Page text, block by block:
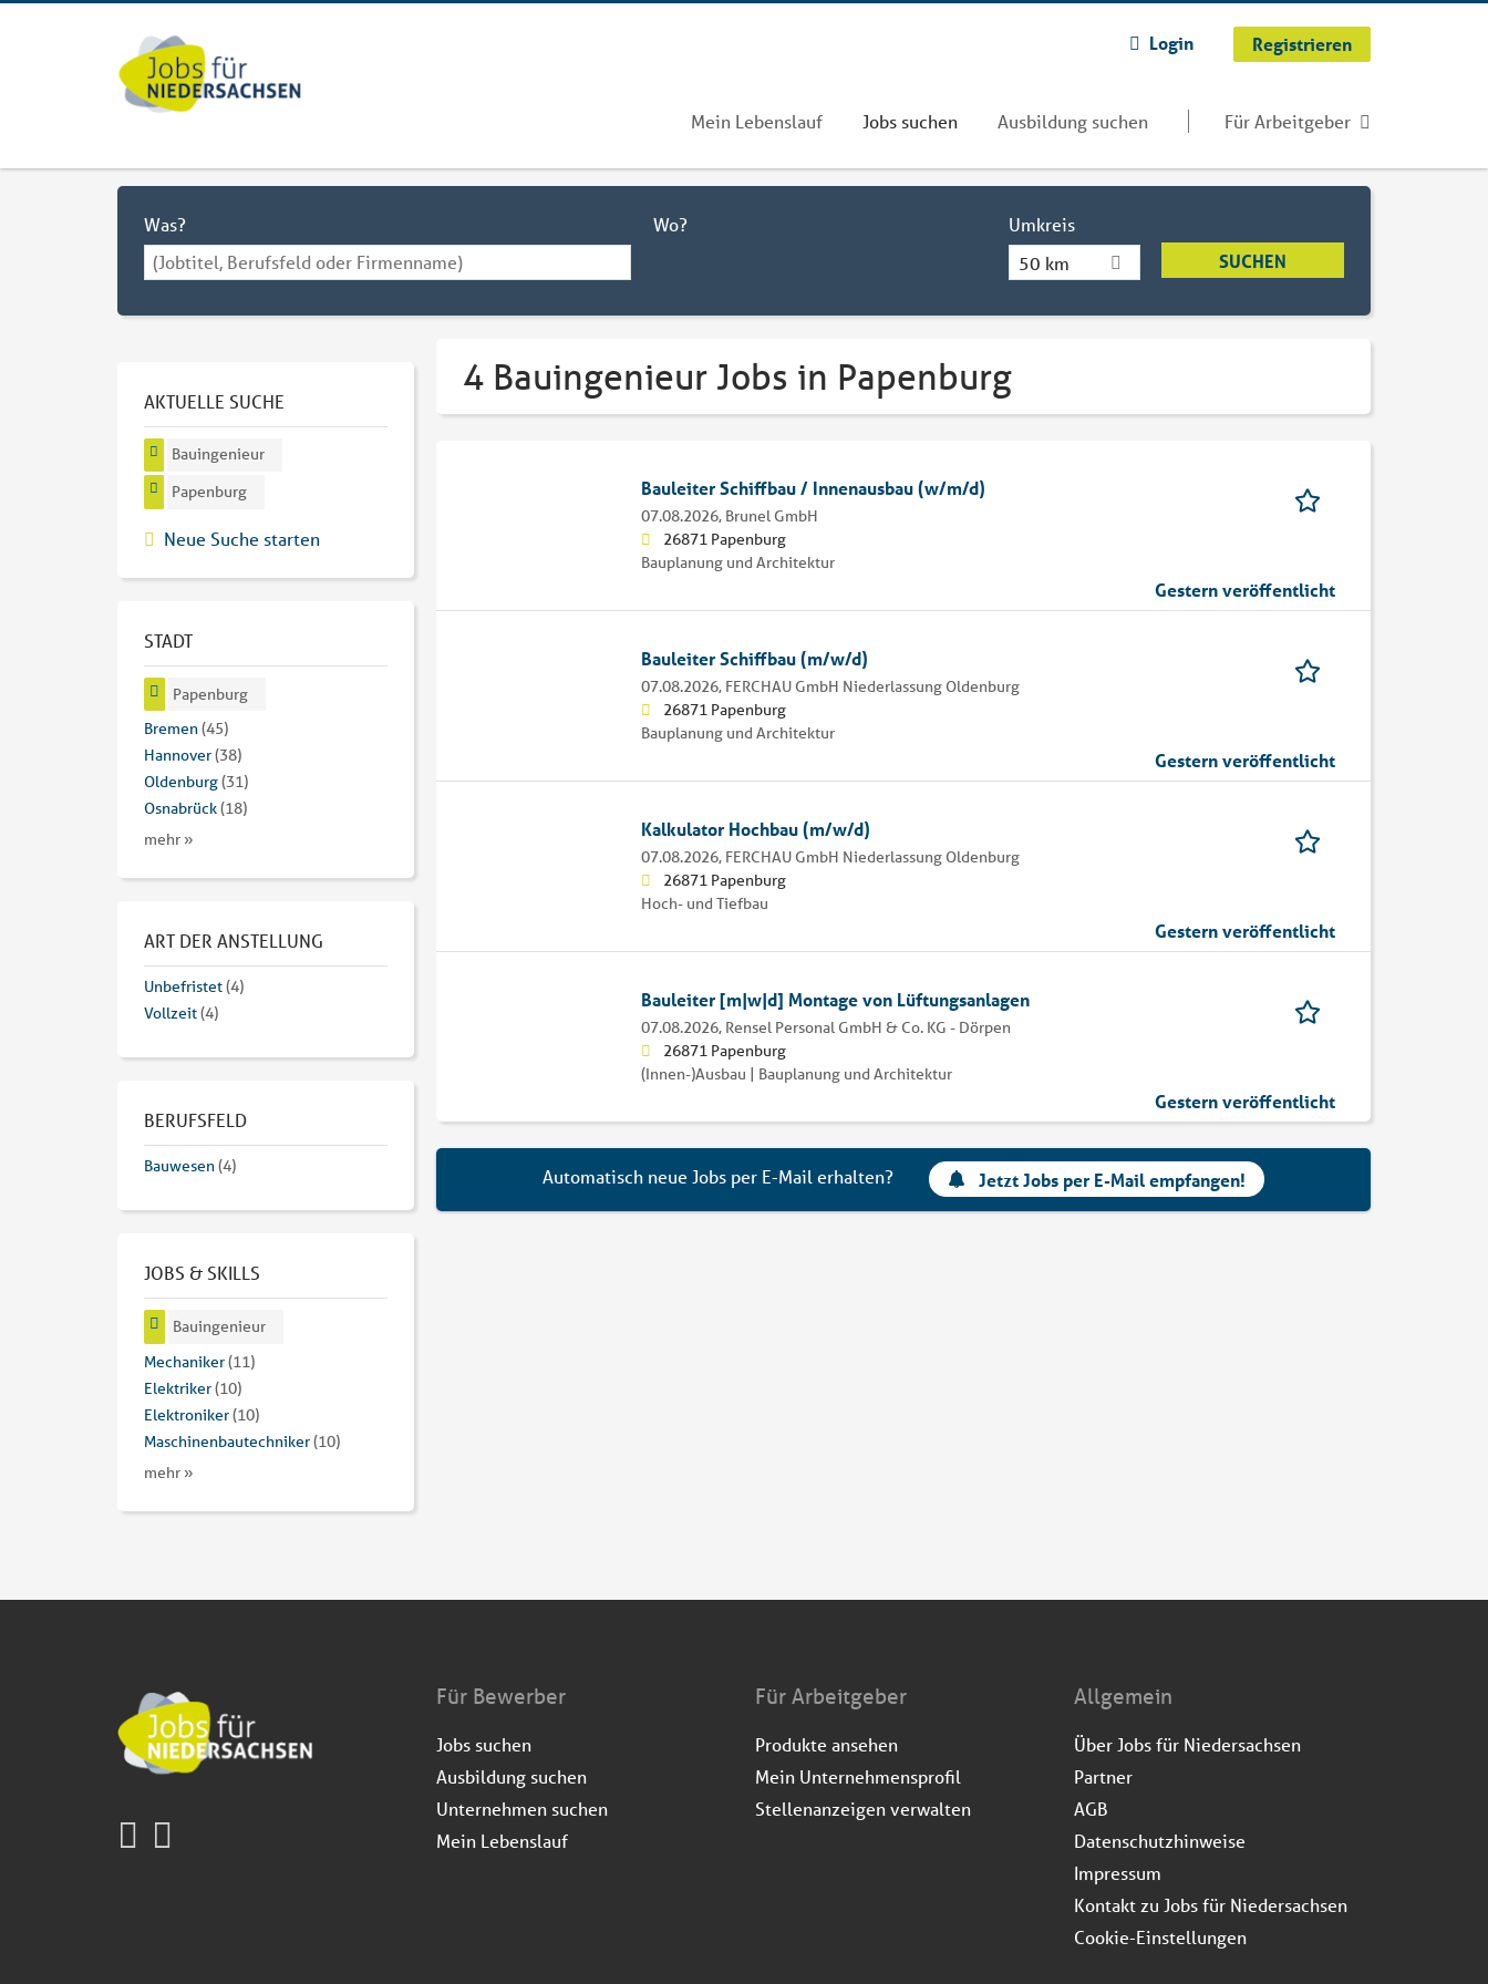
Login Registrieren
Mein Lebenslauf Jobs suchen Ausbildung suchen Für Arbeitgeber
Was? Wo?
Umkreis
50 km
4 Bauingenieur Jobs in Papenburg
Bauleiter Schiffbau / Innenausbau (w/m/d)
07.08.2026, Brunel GmbH
26871 Papenburg
Bauplanung und Architektur
Gestern veröffentlicht
Bauleiter Schiffbau (m/w/d)
07.08.2026, FERCHAU GmbH Niederlassung Oldenburg
26871 Papenburg
Bauplanung und Architektur
Gestern veröffentlicht
Kalkulator Hochbau (m/w/d)
07.08.2026, FERCHAU GmbH Niederlassung Oldenburg
26871 Papenburg
Hoch- und Tiefbau
Gestern veröffentlicht
Bauleiter [m|w|d] Montage von Lüftungsanlagen
07.08.2026, Rensel Personal GmbH & Co. KG - Dörpen
26871 Papenburg
(Innen-)Ausbau | Bauplanung und Architektur
Gestern veröffentlicht
Automatisch neue Jobs per E-Mail erhalten? Jetzt Jobs per E-Mail empfangen!
AKTUELLE SUCHE
Bauingenieur
Papenburg
Neue Suche starten
STADT
Papenburg
Bremen(45)
Hannover(38)
Oldenburg(31)
Osnabrück(18)
mehr »
ART DER ANSTELLUNG
Unbefristet(4)
Vollzeit(4)
BERUFSFELD
Bauwesen(4)
JOBS & SKILLS
Bauingenieur
Mechaniker(11)
Elektriker(10)
Elektroniker(10)
Maschinenbautechniker(10)
mehr »
Für Bewerber
Jobs suchen
Ausbildung suchen
Unternehmen suchen
Mein Lebenslauf
Für Arbeitgeber
Produkte ansehen
Mein Unternehmensprofil
Stellenanzeigen verwalten
Allgemein
Über Jobs für Niedersachsen
Partner
AGB
Datenschutzhinweise
Impressum
Kontakt zu Jobs für Niedersachsen
Cookie-Einstellungen